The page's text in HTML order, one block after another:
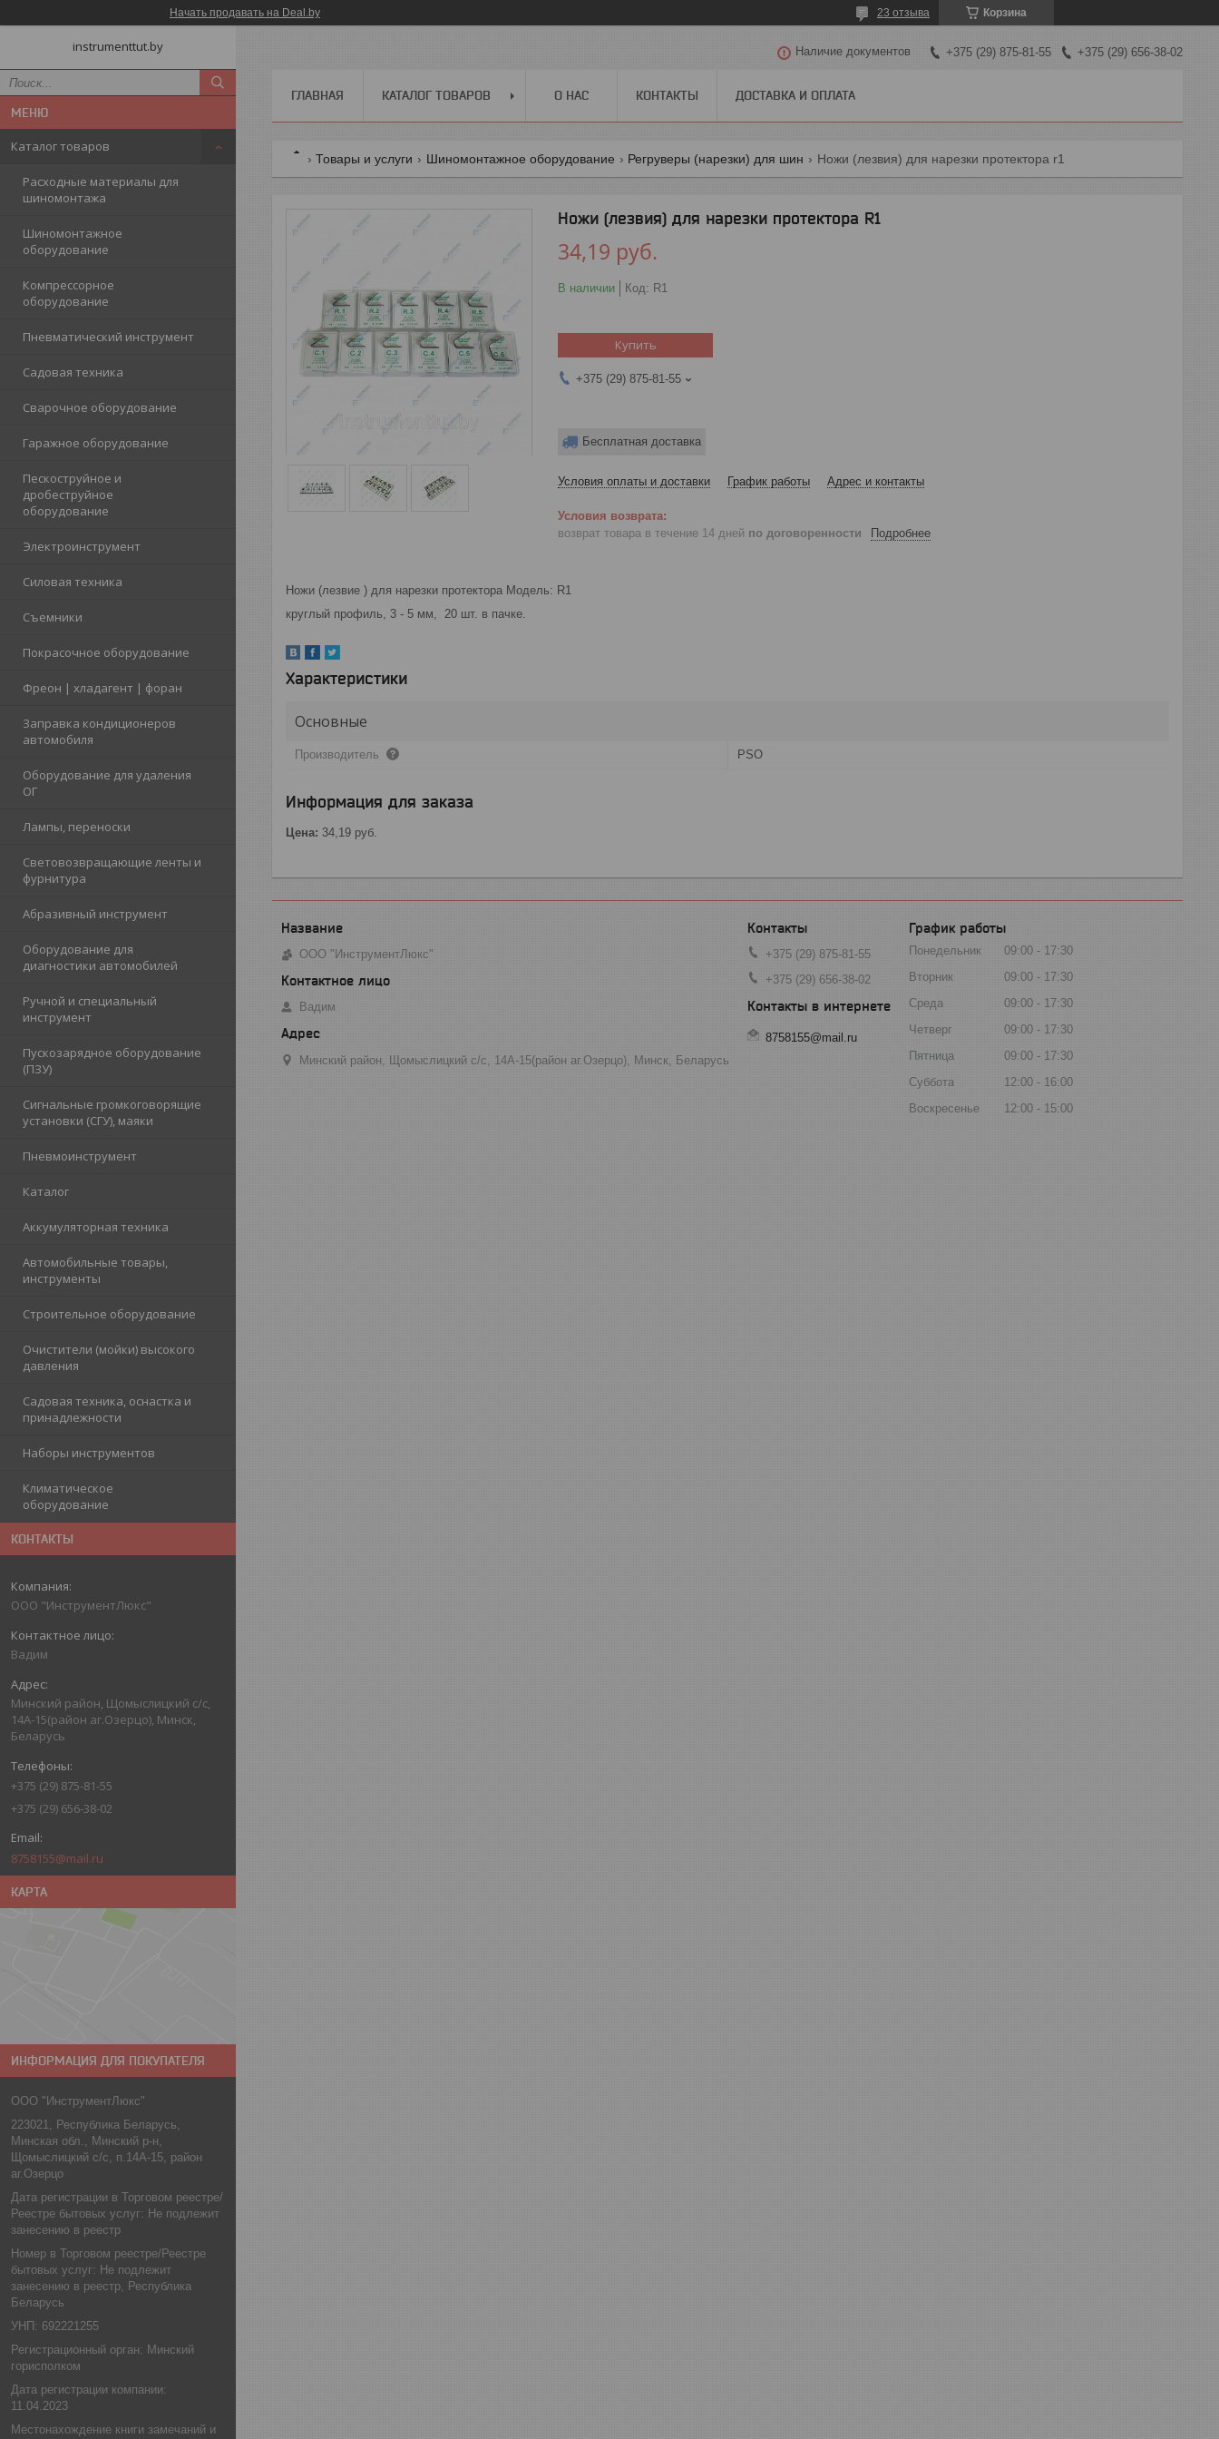
Начать продавать на Deal.by Корзина
23 отзыва
instrumenttut.by
Каталог товаров
Расходные материалы для
шиномонтажа
Шиномонтажное
оборудование
Компрессорное
оборудование
Пневматический инструмент
Садовая техника
Сварочное оборудование
Гаражное оборудование
Пескоструйное и
дробеструйное
оборудование
Электроинструмент
Силовая техника
Съемники
Покрасочное оборудование
Фреон | хладагент | форан
Заправка кондиционеров
автомобиля
Оборудование для удаления
ОГ
Лампы, переноски
Световозвращающие ленты и
фурнитура
Абразивный инструмент
Оборудование для
диагностики автомобилей
Ручной и специальный
инструмент
Пускозарядное оборудование
(ПЗУ)
Сигнальные громкоговорящие
установки (СГУ), маяки
Пневмоинструмент
Каталог
Аккумуляторная техника
Автомобильные товары,
инструменты
Строительное оборудование
Очистители (мойки) высокого
давления
Садовая техника, оснастка и
принадлежности
Наборы инструментов
Климатическое
оборудование
КОНТАКТЫ
ООО "ИнструментЛюкс"
Вадим
Минский район, Щомыслицкий с/с,
14А-15(район аг.Озерцо), Минск,
Беларусь
+375 (29) 875-81-55
+375 (29) 656-38-02
8758155@mail.ru
КАРТА
ИНФОРМАЦИЯ ДЛЯ ПОКУПАТЕЛЯ
ООО "ИнструментЛюкс"
223021, Республика Беларусь,
Минская обл., Минский р-н,
Щомыслицкий с/с, п.14А-15, район
аг.Озерцо
Дата регистрации в Торговом реестре/
Реестре бытовых услуг: Не подлежит
занесению в реестр
Номер в Торговом реестре/Реестре
бытовых услуг: Не подлежит
занесению в реестр, Республика
Беларусь
УНП: 692221255
Регистрационный орган: Минский
горисполком
Дата регистрации компании:
11.04.2023
Местонахождение книги замечаний и
Наличие документов +375 (29) 875-81-55 +375 (29) 656-38-02
ГЛАВНАЯ КАТАЛОГ ТОВАРОВ О НАС КОНТАКТЫ ДОСТАВКА И ОПЛАТА
Товары и услуги Шиномонтажное оборудование Регруверы (нарезки) для шин Ножи (лезвия) для нарезки протектора r1
Ножи (лезвия) для нарезки протектора R1
34,19 руб.
В наличии Код: R1
Купить
+375 (29) 875-81-55
Бесплатная доставка
Условия оплаты и доставки График работы Адрес и контакты
возврат товара в течение 14 дней по договоренности Подробнее
Ножи (лезвие ) для нарезки протектора Модель: R1
круглый профиль, 3 - 5 мм, 20 шт. в пачке.
Характеристики
Основные
Производитель PSO
Информация для заказа
Цена: 34,19 руб.
ООО "ИнструментЛюкс"
Вадим
Минский район, Щомыслицкий с/с, 14А-15(район аг.Озерцо), Минск, Беларусь
+375 (29) 875-81-55
+375 (29) 656-38-02
8758155@mail.ru
График работы
Понедельник 09:00
17:30
Вторник
09:00
17:30
Среда
09:00
17:30
Четверг
09:00
17:30
Пятница
09:00
17:30
Суббота
12:00
16:00
Воскресенье
12:00 15:00